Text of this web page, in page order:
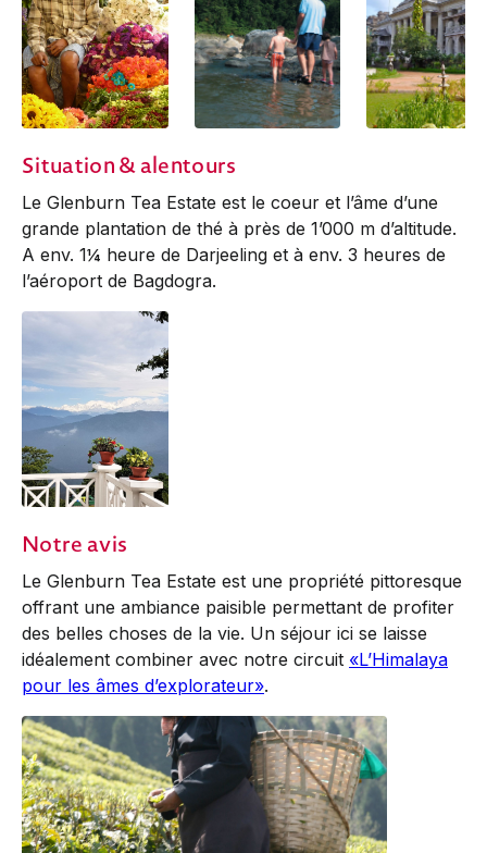
Situation & alentours
Le Glenburn Tea Estate est le coeur et l’âme d’une
grande plantation de thé à près de 1’000 m d’altitude.
A env. 1¼ heure de Darjeeling et à env. 3 heures de
l’aéroport de Bagdogra.
Notre avis
Le Glenburn Tea Estate est une propriété pittoresque
offrant une ambiance paisible permettant de profiter
des belles choses de la vie. Un séjour ici se laisse
idéalement combiner avec notre circuit «L’Himalaya
pour les âmes d’explorateur».